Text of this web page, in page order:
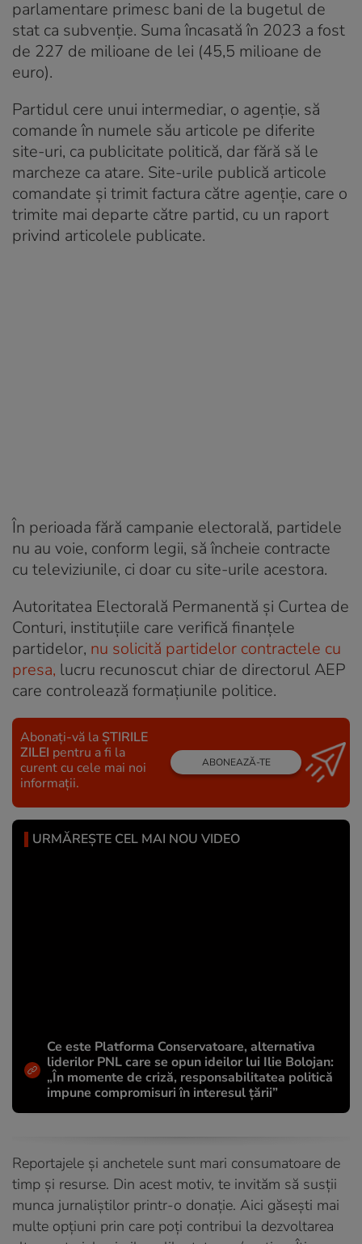
parlamentare primesc bani de la bugetul de
stat ca subvenție. Suma încasată în 2023 a fost
de 227 de milioane de lei (45,5 milioane de
euro).
Partidul cere unui intermediar, o agenție, să
comande în numele său articole pe diferite
site-uri, ca publicitate politică, dar fără să le
marcheze ca atare. Site-urile publică articole
comandate și trimit factura către agenție, care o
trimite mai departe către partid, cu un raport
privind articolele publicate.
În perioada fără campanie electorală, partidele
nu au voie, conform legii, să încheie contracte
cu televiziunile, ci doar cu site-urile acestora.
Autoritatea Electorală Permanentă și Curtea de
Conturi, instituțiile care verifică finanțele
partidelor, nu solicită partidelor contractele cu
presa, lucru recunoscut chiar de directorul AEP
care controlează formațiunile politice.
Abonați-vă la ȘTIRILE
ZILEI pentru a fi la
curent cu cele mai noi
informații.
ABONEAZĂ-TE
URMĂREȘTE CEL MAI NOU VIDEO
Ce este Platforma Conservatoare, alternativa
liderilor PNL care se opun ideilor lui Ilie Bolojan:
„În momente de criză, responsabilitatea politică
impune compromisuri în interesul țării”
Reportajele și anchetele sunt mari consumatoare de
timp și resurse. Din acest motiv, te invităm să susții
munca jurnaliștilor printr-o donație. Aici găsești mai
multe opțiuni prin care poți contribui la dezvoltarea